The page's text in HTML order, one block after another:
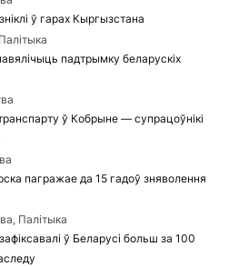
ў гарах Кыргызстана
падтрымку беларускіх
ў Кобрыне — супрацоўнікі
пагражае да 15 гадоў зняволення
Палітыка
ў Беларусі больш за 100